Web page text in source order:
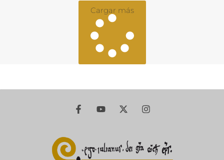
Cargar más